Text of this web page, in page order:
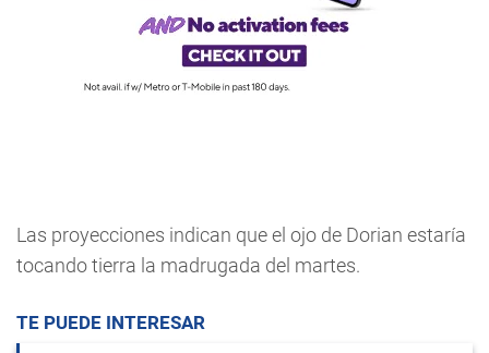
Las proyecciones indican que el ojo de Dorian estaría
tocando tierra la madrugada del martes.
TE PUEDE INTERESAR